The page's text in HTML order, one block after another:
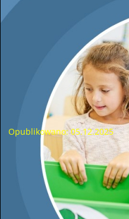
budynków Ochotniczych
następującymi
Czyste Powietrze sprzed
przedsięwzięć będą
Opublikowano: 05.12.2025
Czyste Powietrze sprzed
przedsięwzięć będą